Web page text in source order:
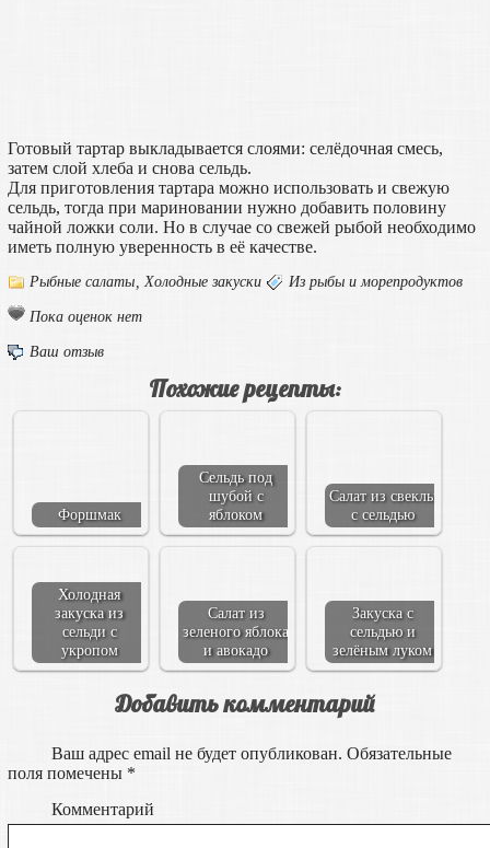
Готовый тартар выкладывается слоями: селёдочная смесь,
затем слой хлеба и снова сельдь.
Для приготовления тартара можно использовать и свежую
сельдь, тогда при мариновании нужно добавить половину
чайной ложки соли. Но в случае со свежей рыбой необходимо
иметь полную уверенность в её качестве.
Рыбные салаты Холодные закуски Из рыбы и морепродуктов
Пока оценок нет
Ваш отзыв
Похожие рецепты:
Форшмак
Сельдь под
шубой с
яблоком
Салат из свеклы
с сельдью
Холодная
закуска из
сельди с
укропом
Салат из
зеленого яблока
и авокадо
Закуска с
сельдью и
зелёным луком
Добавить комментарий
Ваш адрес email не будет опубликован. Обязательные
поля помечены *
Комментарий